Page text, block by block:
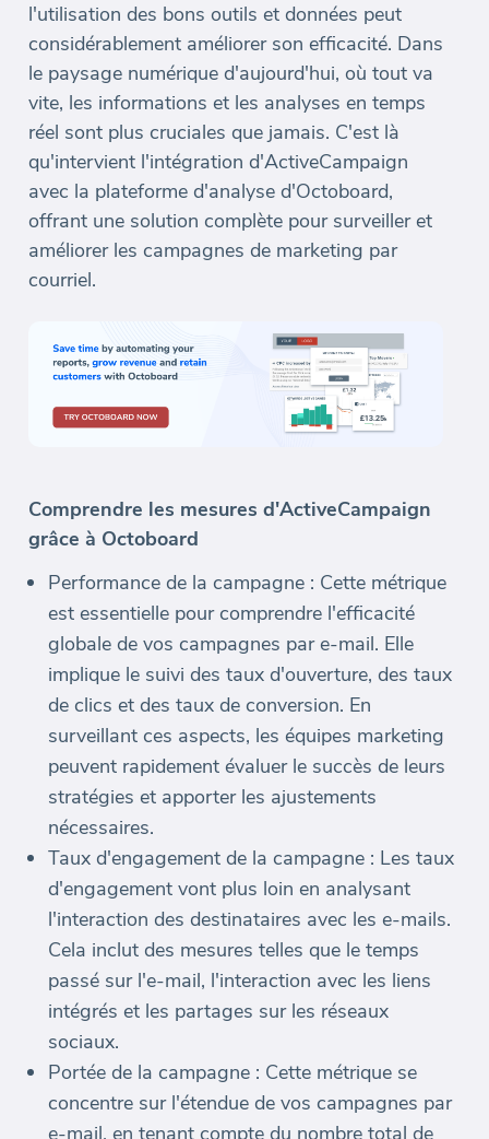
l'utilisation des bons outils et données peut
considérablement améliorer son efficacité. Dans
le paysage numérique d'aujourd'hui, où tout va
vite, les informations et les analyses en temps
réel sont plus cruciales que jamais. C'est là
qu'intervient l'intégration d'ActiveCampaign
avec la plateforme d'analyse d'Octoboard,
offrant une solution complète pour surveiller et
améliorer les campagnes de marketing par
courriel.
Comprendre les mesures d'ActiveCampaign
grâce à Octoboard
Performance de la campagne : Cette métrique
est essentielle pour comprendre l'efficacité
globale de vos campagnes par e-mail. Elle
implique le suivi des taux d'ouverture, des taux
de clics et des taux de conversion. En
surveillant ces aspects, les équipes marketing
peuvent rapidement évaluer le succès de leurs
stratégies et apporter les ajustements
nécessaires.
Taux d'engagement de la campagne : Les taux
d'engagement vont plus loin en analysant
l'interaction des destinataires avec les e-mails.
Cela inclut des mesures telles que le temps
passé sur l'e-mail, l'interaction avec les liens
intégrés et les partages sur les réseaux
sociaux.
Portée de la campagne : Cette métrique se
concentre sur l'étendue de vos campagnes par
e-mail, en tenant compte du nombre total de